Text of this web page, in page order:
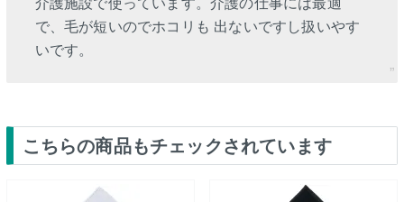
で、毛が短いのでホコリも 出ないですし扱いやす
いです。
こちらの商品もチェックされています